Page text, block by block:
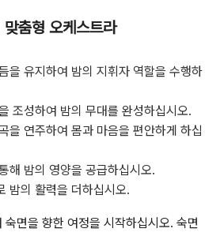
춤형 오케스트라
을 유지하여 밤의 지휘자 역할을 수행하
조성하여 밤의 무대를 완성하십시오.
을 연주하여 몸과 마음을 편안하게 하십
해 밤의 영양을 공급하십시오.
밤의 활력을 더하십시오.
숙면을 향한 여정을 시작하십시오. 숙면